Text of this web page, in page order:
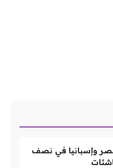
وإسبانيا في نصف